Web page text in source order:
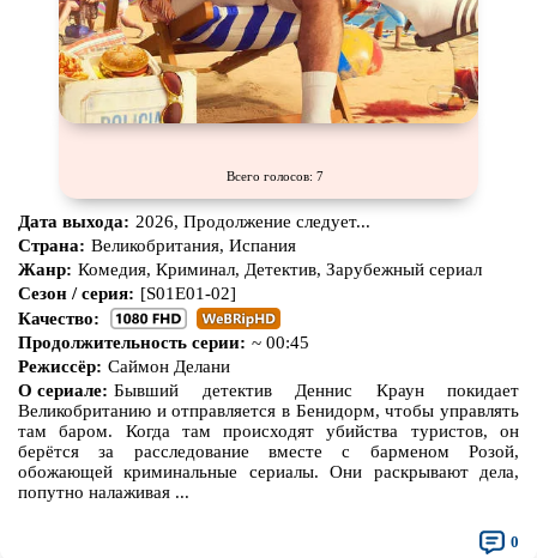
Всего голосов: 7
Дата выхода: 2026, Продолжение следует...
Страна: Великобритания, Испания
Жанр: Комедия, Криминал, Детектив, Зарубежный сериал
Сезон / серия: [S01E01-02]
Качество:
Продолжительность серии: ~ 00:45
Режиссёр: Саймон Делани
О сериале: Бывший детектив Деннис Краун покидает
Великобританию и отправляется в Бенидорм, чтобы управлять
там баром. Когда там происходят убийства туристов, он
берётся за расследование вместе с барменом Розой,
обожающей криминальные сериалы. Они раскрывают дела,
попутно налаживая ...
0